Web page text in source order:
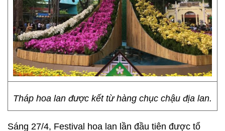
Tháp hoa lan được kết từ hàng chục chậu địa lan.
Sáng 27/4, Festival hoa lan lần đầu tiên được tổ